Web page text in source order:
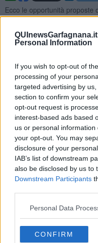
Personal Information
If you wish to opt-out of
processing of your
targeted advertising by
section to confirm your
opt-out request is
interest-based ads based
us or personal
your opt-out. You may
disclosure of your
IAB’s list of downstream
also be disclosed by us to
Downstream Participants
Personal Data
CONFIRM
Ecco le opportunità proposte
provincia per la settimana 19
apprendistato.
Per vedere tutte le offerte di
Questa settimana:
I lavori più
Operai Addetti Ai
Commessi Delle
Addetti Alla Gestione
Assimilate18
Camerieri di Ristorante
Orario Lavoro
Full Time 181
Part Time180
Tipologia
Lavoro a Tempo